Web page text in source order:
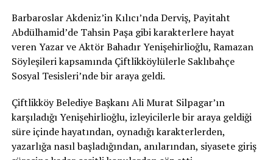
Barbaroslar Akdeniz’in Kılıcı’nda Derviş, Payitaht
Abdülhamid’de Tahsin Paşa gibi karakterlere hayat
veren Yazar ve Aktör Bahadır Yenişehirlioğlu, Ramazan
Söyleşileri kapsamında Çiftlikköylülerle Saklıbahçe
Sosyal Tesisleri’nde bir araya geldi.
Çiftlikköy Belediye Başkanı Ali Murat Silpagar’ın
karşıladığı Yenişehirlioğlu, izleyicilerle bir araya geldiği
süre içinde hayatından, oynadığı karakterlerden,
yazarlığa nasıl başladığından, anılarından, siyasete giriş